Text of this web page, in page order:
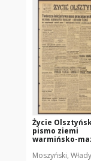
Życie
pismo ziemi
warmińsko-
Moszyński,